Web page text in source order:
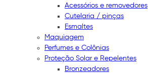
Acessórios e removedores
Cutelaria / pinças
Esmaltes
Maquiagem
Perfumes e Colônias
Proteção Solar e Repelentes
Bronzeadores